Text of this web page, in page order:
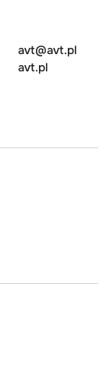
avt@avt.pl
avt.pl